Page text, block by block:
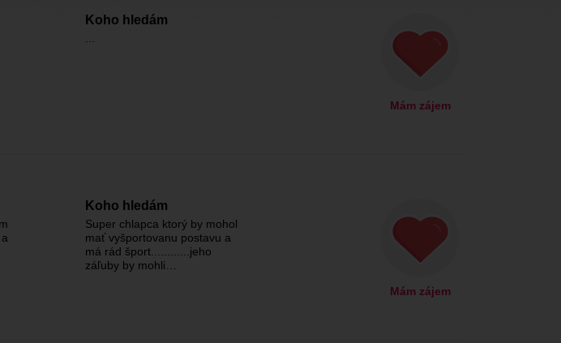
Koho hledám
Mám zájem
Koho hledám
Super chlapca ktorý by mohol
mať vyšportovanu postavu a
má rád šport............jeho
záľuby by mohli…
Mám zájem